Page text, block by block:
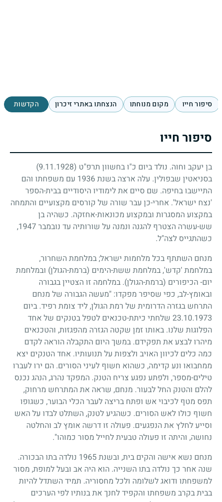
סיפור חייו מקום מנוחתו הנצחתו באתרי זיכרון הקדשות
סיפור חייו
בן יעקב וחוה. נולד ביום כ"ו בחשוון תרפ"ט (9.11.1928)
בסניאטין שבפולין. עלה ארצה בשנת1936 עם משפחתו והם
התיישבו בחיפה. שם סיים את לימודיו היסודיים בבית-הספר
'נצח ישראל'. אחרי-כן עבר שורה של קורסים מקצועיים והתמחה
במקצוע המסגרות ובמקצוע מכונאות-אחזקה. כשהיה בן
שש-עשרה הצטרף להגנה ונמנה על שורותיה עד נובמבר1947
,
כשהתגייס לצה"ל.
מנחם השתתף בכל מלחמות ישראל;במלחמת השחרור,
במלחמת 'קדש', במלחמת ששת-הימים (ברמת-הגולן) ובמלחמת
יום- הכיפורים (ברמת-הגולן). במלחמה זו הצטיין בגבורה
ובאומץ-לב, כפי שסיפר מפקדו: "מעשה הגבורה של מנחם
התרחש בגזרה הדרומית של רמת הגולן, ליד צומת רפיד. ביום
23.10.1973 שלחתי כיתת-טכנאים לטפל בטנקים של אחד
הפלוגות שלנו. באותו זמן שקטה הגזרה מהפגזות, והטכנאים
מיהרו לבצע את תפקידם. במשך היום התקבלה הוראה לקדם
כמה כלים לכיוון האויב ולצפות על תנועותיו. אחד הטנקים יצא
ממחבואו ונע קדימה, כשהוא חשוף לעיני הסורים. הם ירו לעברו
טילים-מספר, ולפתע נפגע צריח הטנק. המפקד נהרג, הנהג נכנס
להלם והטנק החל לבעור. מנחם, שראה את המתרחש מרחוק,
תפס מטף לכיבוי אש ופתח בריצה לעבר הכלי הבוער, כשגופו
חשוף כולו לאש הסורים. כשהגיע לטנק, השתלט לבדו על האש
וסייע לחלץ את הנפגעים. פעולה זו דרשה אומץ לב והחלטה
נחושה, והיתה זו פעולה טבעית לחייל מסור כמוהו".
מנחם נשא אישה והקים בית, ובשנת1965 נולדה בתו הבכורה.
שנה אחר כך נולדה בתו השנייה. הוא היה אב ובעל למופת, מסור
למשפחתו ודואג לשלומה ולכל מחסוריה. תמיד השתדל להיות
בבית בקרב משפחתו והקפיד לחנך את בנותיו לפי הערכים